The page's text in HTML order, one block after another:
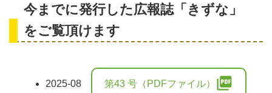
今までに発行した広報誌「きずな」
をご覧頂けます
2025-08 第43 号（PDFファイル） picture_as_pdf